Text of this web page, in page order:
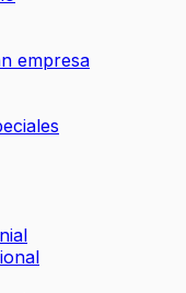
empresa